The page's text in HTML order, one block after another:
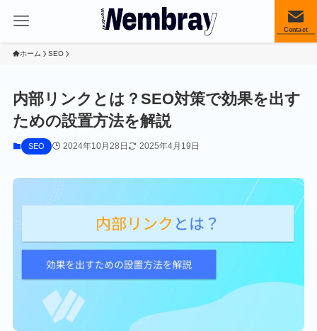
Contact
ホーム SEO
内部リンクとは？SEO対策で効果を出す
ための設置方法を解説
SEO 2024年10月28日 2025年4月19日